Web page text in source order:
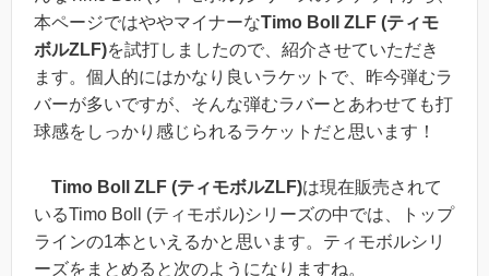
本ページではややマイナーなTimo Boll ZLF (ティモ
ボルZLF)を試打しましたので、紹介させていただき
ます。個人的にはかなり良いラケットで、昨今弾むラ
バーが多いですが、そんな弾むラバーとあわせても打
球感をしっかり感じられるラケットだと思います！
Timo Boll ZLF (ティモボルZLF)は現在販売されて
いるTimo Boll (ティモボル)シリーズの中では、トップ
ラインの1本といえるかと思います。ティモボルシリ
ーズをまとめると次のようになりますね。